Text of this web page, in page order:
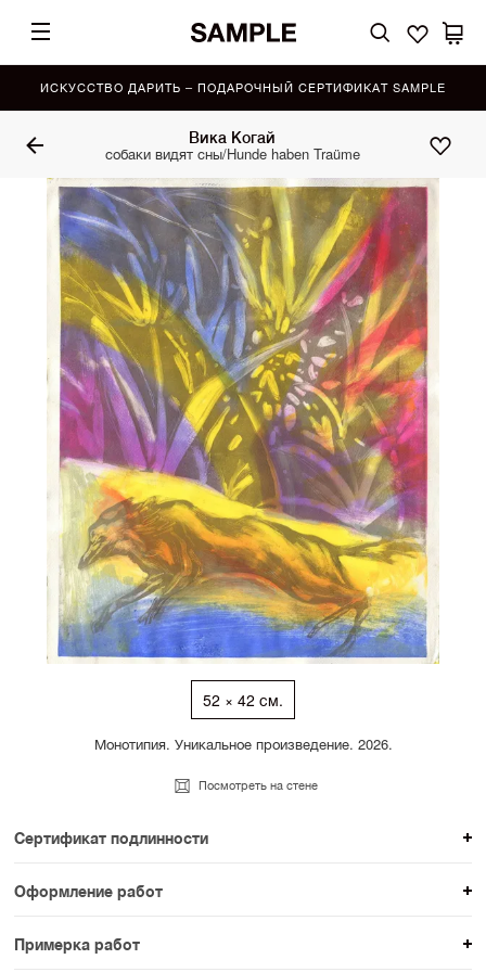
ИСКУССТВО ДАРИТЬ – ПОДАРОЧНЫЙ СЕРТИФИКАТ SAMPLE
Вика Когай
собаки видят сны/Hunde haben Traüme
52 × 42 см.
Монотипия. Уникальное произведение. 2026.
Посмотреть на стене
Сертификат подлинности
К каждому авторскому произведению мы
прикладываем сертификат подлинности. Для товаров
раздела SAMPLE СЕРИЯ сертификаты не
Оформление работ
При покупке произведения вы можете выбрать и
оплатить вариант оформления. На сайте доступен
Примерка работ